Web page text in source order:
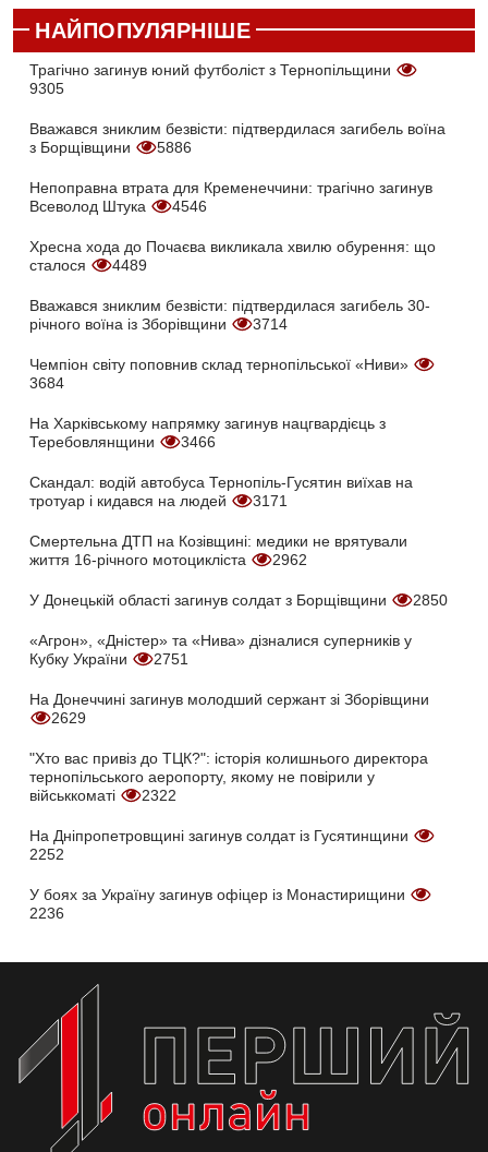
НАЙПОПУЛЯРНІШЕ
Трагічно загинув юний футболіст з Тернопільщини
9305
Вважався зниклим безвісти: підтвердилася загибель воїна
з Борщівщини
5886
Непоправна втрата для Кременеччини: трагічно загинув
Всеволод Штука
4546
Хресна хода до Почаєва викликала хвилю обурення: що
сталося
4489
Вважався зниклим безвісти: підтвердилася загибель 30-
річного воїна із Зборівщини
3714
Чемпіон світу поповнив склад тернопільської «Ниви»
3684
На Харківському напрямку загинув нацгвардієць з
Теребовлянщини
3466
Скандал: водій автобуса Тернопіль-Гусятин виїхав на
тротуар і кидався на людей
3171
Смертельна ДТП на Козівщині: медики не врятували
життя 16-річного мотоцикліста
2962
У Донецькій області загинув солдат з Борщівщини 2850
«Агрон», «Дністер» та «Нива» дізналися суперників у
Кубку України
2751
На Донеччині загинув молодший сержант зі Зборівщини
2629
"Хто вас привіз до ТЦК?": історія колишнього директора
тернопільського аеропорту, якому не повірили у
військкоматі
2322
На Дніпропетровщині загинув солдат із Гусятинщини
2252
У боях за Україну загинув офіцер із Монастирищини
2236